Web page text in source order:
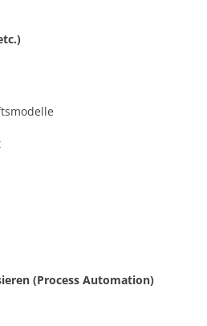
(Process Automation)